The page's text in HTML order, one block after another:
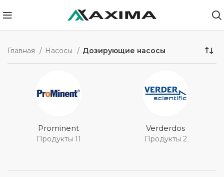
Главная Насосы Дозирующие насосы
Prominent
Продукты 11
Verderdos
Продукты 2